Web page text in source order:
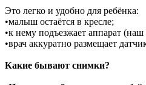
Это легко и удобно для ребёнка:
•малыш остаётся в кресле;
•к нему подъезжает аппарат
• врач аккуратно размещает
Какие бывают снимки?